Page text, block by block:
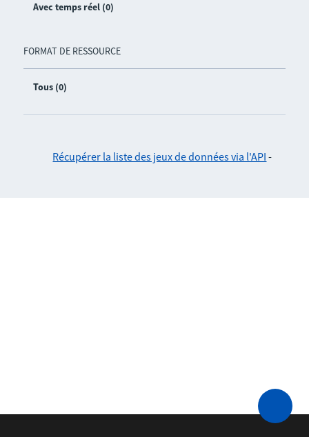
Avec temps réel (0)
FORMAT DE RESSOURCE
Tous (0)
Récupérer la liste des jeux de données via l'API -